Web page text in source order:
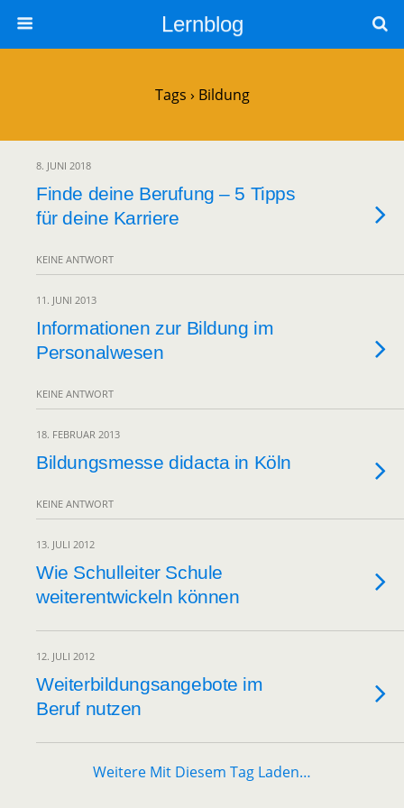
Lernblog
Tags › Bildung
8. JUNI 2018
Finde deine Berufung – 5 Tipps
für deine Karriere
KEINE ANTWORT
11. JUNI 2013
Informationen zur Bildung im
Personalwesen
KEINE ANTWORT
18. FEBRUAR 2013
Bildungsmesse didacta in Köln
KEINE ANTWORT
13. JULI 2012
Wie Schulleiter Schule
weiterentwickeln können
12. JULI 2012
Weiterbildungsangebote im
Beruf nutzen
Weitere Mit Diesem Tag Laden…